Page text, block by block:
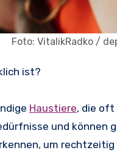
Foto: VitalikRadko /
ist?
Haustiere, die oft
und können
um